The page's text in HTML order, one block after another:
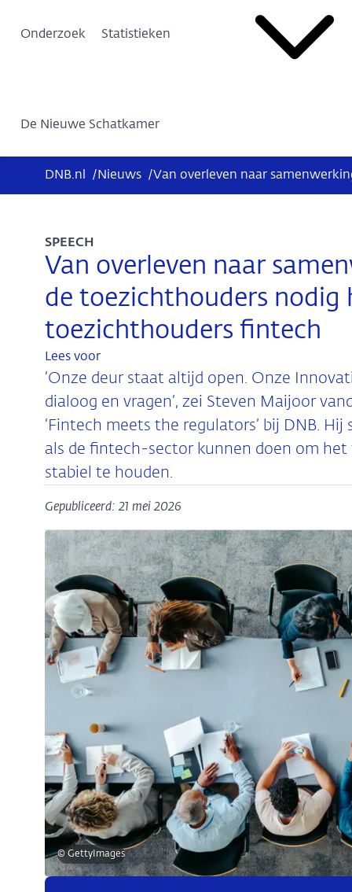
Onderzoek Statistieken
De Nieuwe Schatkamer
DNB.nl / Nieuws /
Van overleven naar
de toezichthouders nodig
toezichthouders fintech
SPEECH
Lees voor
‘Onze deur staat altijd open. Onze
dialoog en vragen’, zei Steven Maijoor
‘Fintech meets the regulators’ bij DNB.
als de fintech-sector kunnen doen om
stabiel te houden.
Gepubliceerd: 21 mei 2026
© GettyImages